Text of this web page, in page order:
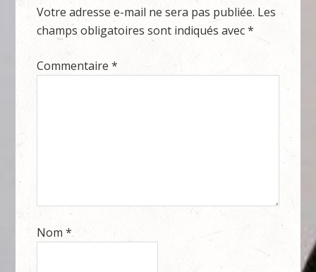
Votre adresse e-mail ne sera pas publiée. Les
champs obligatoires sont indiqués avec*
Commentaire*
Nom*